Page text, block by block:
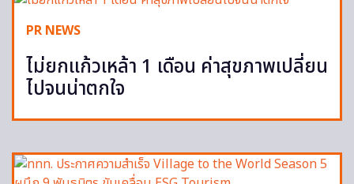
PR NEWS
ไม่ยกแก้วเหล้า 1 เดือน ค่าสุขภาพเปลี่ยน
ไปจนน่าตกใจ